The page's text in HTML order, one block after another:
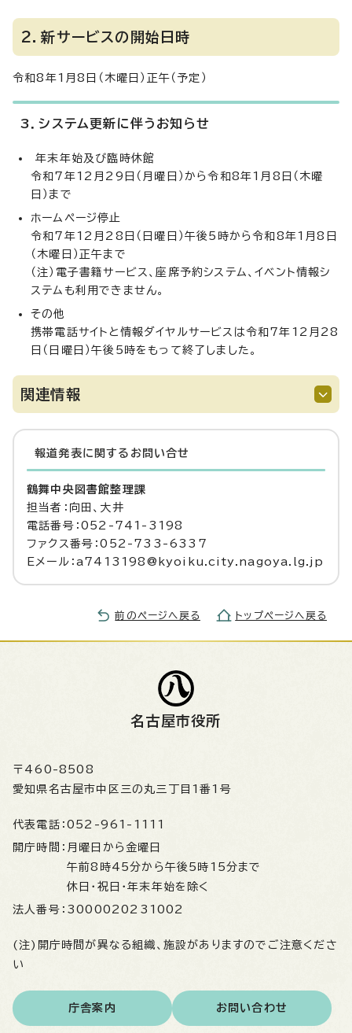
2．新サービスの開始日時
令和8年1月8日（木曜日）正午（予定）
3．システム更新に伴うお知らせ
年末年始及び臨時休館
令和7年12月29日（月曜日）から令和8年1月8日（木曜
日）まで
ホームページ停止
令和7年12月28日（日曜日）午後5時から令和8年1月8日
（木曜日）正午まで
（注）電子書籍サービス、座席予約システム、イベント情報シ
ステムも利用できません。
その他
携帯電話サイトと情報ダイヤルサービスは令和7年12月28
日（日曜日）午後5時をもって終了しました。
関連情報
報道発表に関するお問い合せ
鶴舞中央図書館整理課
担当者：向田、大井
電話番号：052-741-3198
ファクス番号：052-733-6337
Eメール：a7413198@kyoiku.city.nagoya.lg.jp
前のページへ戻る トップページへ戻る
名古屋市役所
〒460-8508
愛知県名古屋市中区三の丸三丁目1番1号
代表電話： 052-961-1111
開庁時間： 月曜日から金曜日
午前8時45分から午後5時15分まで
休日・祝日・年末年始を除く
法人番号： 3000020231002
(注)開庁時間が異なる組織、施設がありますのでご注意くださ
い
庁舎案内 お問い合わせ